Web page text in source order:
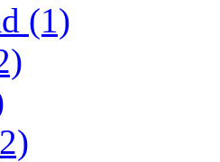
(1)